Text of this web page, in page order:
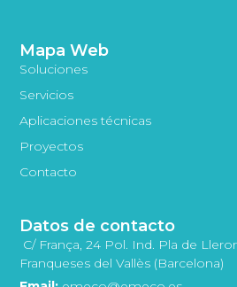
Mapa Web
Soluciones
Servicios
Aplicaciones técnicas
Proyectos
Contacto
Datos de contacto
C/ França, 24 Pol. Ind. Pla de
Franqueses del Vallès (Barcelona)